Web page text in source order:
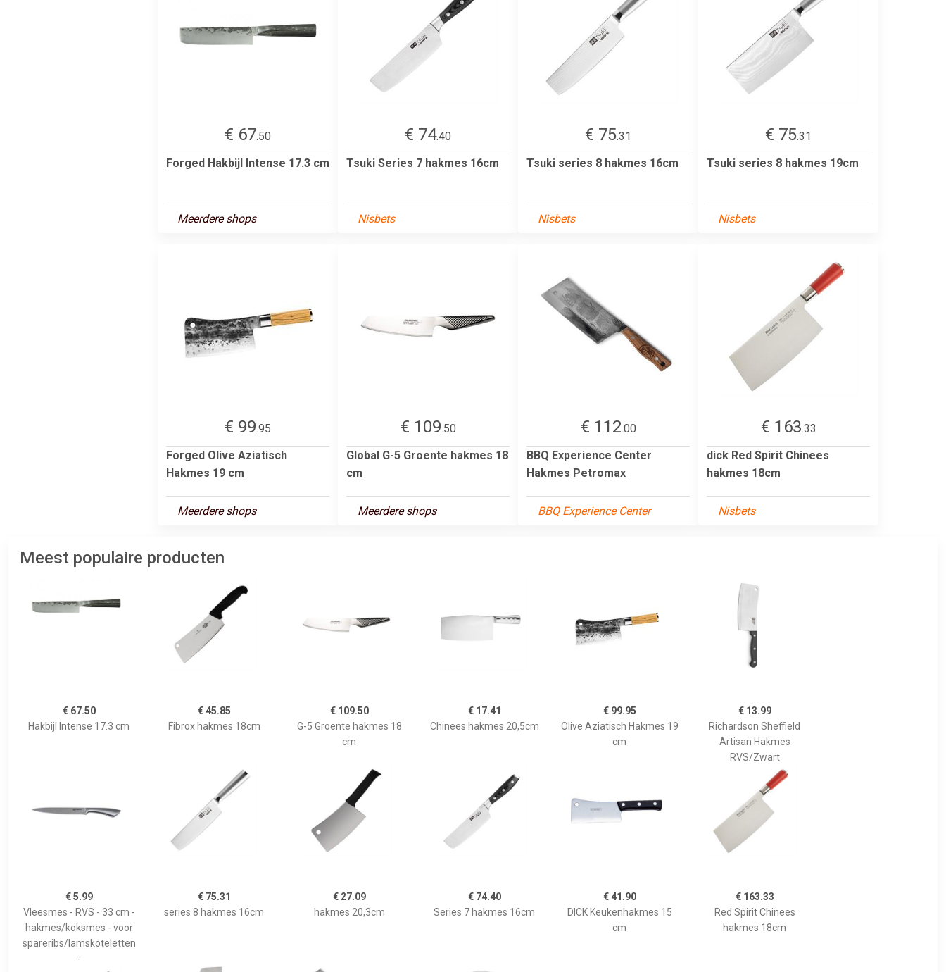
€ 67.50
Forged Hakbijl Intense 17.3 cm
Meerdere shops
€ 74.40
Tsuki Series 7 hakmes 16cm
Nisbets
€ 75.31
Tsuki series 8 hakmes 16cm
Nisbets
€ 75.31
Tsuki series 8 hakmes 19cm
Nisbets
€ 99.95
Forged Olive Aziatisch
Hakmes 19 cm
Meerdere shops
€ 109.50
Global G-5 Groente hakmes 18
cm
Meerdere shops
€ 112.00
BBQ Experience Center
Hakmes Petromax
BBQ Experience Center
€ 163.33
dick Red Spirit Chinees
hakmes 18cm
Nisbets
Meest populaire producten
€ 67.50
Hakbijl Intense 17.3 cm
€ 45.85
Fibrox hakmes 18cm
€ 109.50
G-5 Groente hakmes 18
cm
€ 17.41
Chinees hakmes 20,5cm
€ 99.95
Olive Aziatisch Hakmes 19
cm
€ 13.99
Richardson Sheffield
Artisan Hakmes
RVS/Zwart
€ 5.99
Vleesmes - RVS - 33 cm -
hakmes/koksmes - voor
spareribs/lamskoteletten
-
€ 75.31
series 8 hakmes 16cm
€ 27.09
hakmes 20,3cm
€ 74.40
Series 7 hakmes 16cm
€ 41.90
DICK Keukenhakmes 15
cm
€ 163.33
Red Spirit Chinees
hakmes 18cm